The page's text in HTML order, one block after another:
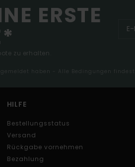
ERSTE
zu erhalten.
haben - Alle Bedingungen
HILFE
Bestellungsstatus
Versand
Rückgabe vornehmen
Bezahlung